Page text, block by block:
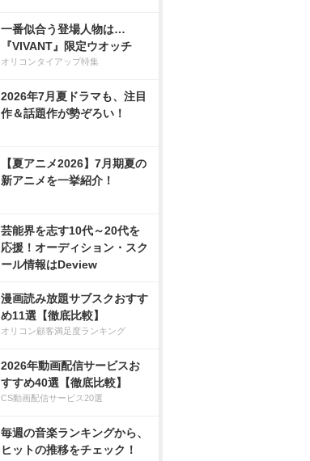
一番似合う登場人物は…
『VIVANT』限定ウオッチ
オリコンタイアップ特集
2026年7月夏ドラマも、注目
作＆話題作が勢ぞろい！
【夏アニメ2026】7月期夏の
新アニメを一挙紹介！
芸能界を志す10代～20代を
応援！オーディション・スク
ール情報はDeview
漫画読み放題サブスクおすす
め11選【徹底比較】
オリコン顧客満足度ランキング
2026年動画配信サービスお
すすめ40選【徹底比較】
CS動画配信サービス20選
毎週の音楽ランキングから、
ヒットの推移をチェック！